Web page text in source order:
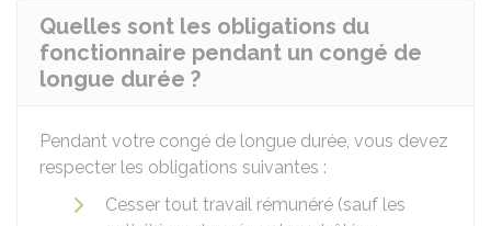
Quelles sont les obligations du
fonctionnaire pendant un congé de
longue durée ?
Pendant votre congé de longue durée, vous devez
respecter les obligations suivantes :
Cesser tout travail rémunéré (sauf les